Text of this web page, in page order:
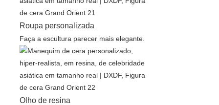
Roupa personalizada
Faça a escultura parecer mais elegante.
Olho de resina